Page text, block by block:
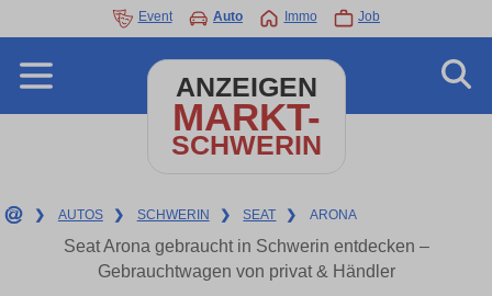
Event Auto Immo Job
ANZEIGEN
MARKT-
SCHWERIN
❯ AUTOS ❯ SCHWERIN ❯ SEAT ❯ ARONA
Seat Arona gebraucht in Schwerin entdecken –
Gebrauchtwagen von privat & Händler